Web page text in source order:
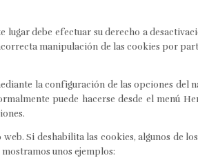
lugar debe efectuar su derecho a
manipulación de las cookies por
la configuración de las opciones del
puede hacerse desde el menú
Si deshabilita las cookies, algunos de
unos ejemplos: